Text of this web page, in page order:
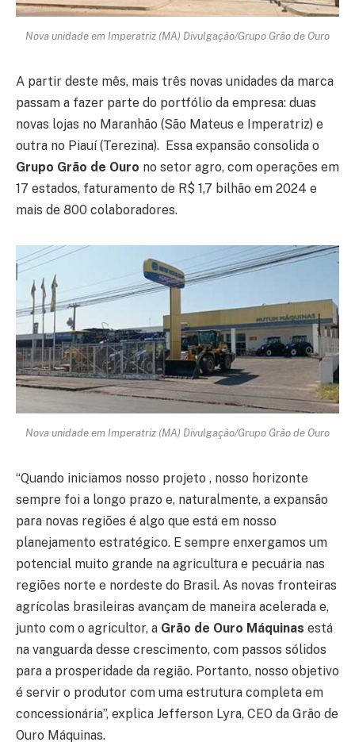
Nova unidade em Imperatriz (MA) Divulgação/Grupo Grão de Ouro
A partir deste mês, mais três novas unidades da marca
passam a fazer parte do portfólio da empresa: duas
novas lojas no Maranhão (São Mateus e Imperatriz) e
outra no Piauí (Terezina). Essa expansão consolida o
Grupo Grão de Ouro no setor agro, com operações em
17 estados, faturamento de R$ 1,7 bilhão em 2024 e
mais de 800 colaboradores.
Nova unidade em Imperatriz (MA) Divulgação/Grupo Grão de Ouro
“Quando iniciamos nosso projeto , nosso horizonte
sempre foi a longo prazo e, naturalmente, a expansão
para novas regiões é algo que está em nosso
planejamento estratégico. E sempre enxergamos um
potencial muito grande na agricultura e pecuária nas
regiões norte e nordeste do Brasil. As novas fronteiras
agrícolas brasileiras avançam de maneira acelerada e,
junto com o agricultor, a Grão de Ouro Máquinas está
na vanguarda desse crescimento, com passos sólidos
para a prosperidade da região. Portanto, nosso objetivo
é servir o produtor com uma estrutura completa em
concessionária”, explica Jefferson Lyra, CEO da Grão de
Ouro Máquinas.